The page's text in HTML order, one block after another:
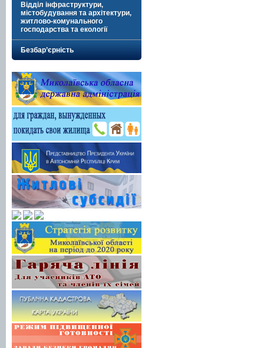
Відділ інфраструктури,
містобудування та архітектури,
житлово-комунального
господарства та екології
Безбар’єрність